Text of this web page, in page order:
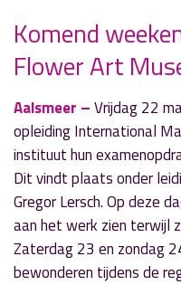
« Vorig nieuwsbericht
Aalsmeer neemt
Tegelwippen
19 maart 2024
» Volgend nieuwsbericht
Uitkijktoren langs
werkzaamheden te
20 maart 2024
Komend
Flower Art
Aalsmeer –Vrijdag 22
opleiding International
instituut hun
Dit vindt plaats onder
Gregor Lersch. Op deze
aan het werk zien terwijl
Zaterdag 23 en zondag
bewonderen tijdens de